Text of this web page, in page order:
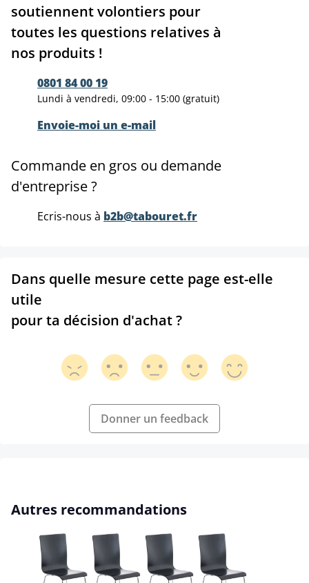
soutiennent volontiers pour
toutes les questions relatives à
nos produits !
0801 84 00 19
Lundi à vendredi, 09:00 - 15:00 (gratuit)
Envoie-moi un e-mail
Commande en gros ou demande
d'entreprise ?
Ecris-nous à b2b@tabouret.fr
Dans quelle mesure cette page est-elle
utile
pour ta décision d'achat ?
Donner un feedback
Ignorer la galerie de produits
Autres recommandations